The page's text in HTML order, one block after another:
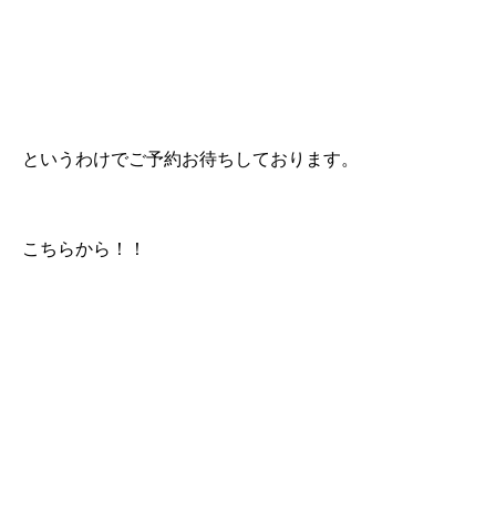
というわけでご予約お待ちしております。
こちらから！！